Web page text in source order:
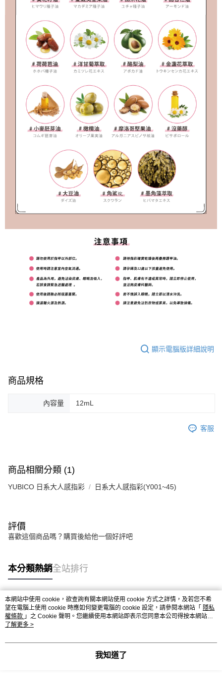
顯示電腦版詳細說明
商品規格
內容量 12mL
客服
商品相關分類 (1)
YUBICO 日系大人感指彩 日系大人感指彩(Y001~45)
評價
喜歡這個商品嗎？購買後給他一個好評吧
本分類熱銷全站排行
熱門標籤
本網站中使用 cookie，欲查詢有關本網站使用 cookie 方式之詳情，及若您不希
望在電腦上使用 cookie 時應如何變更電腦的 cookie 設定，請參閱本網站「 隱私
權條款 」之 Cookie 聲明。您繼續使用本網站即表示您同意本公司得按本網站使
用條款之 Cookie 聲明使用 cookie。
了解更多 >
我知道了